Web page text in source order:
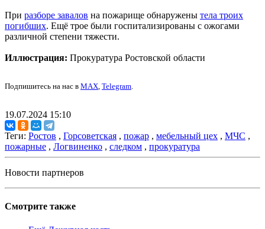
При разборе завалов на пожарище обнаружены тела троих
погибших. Ещё трое были госпитализированы с ожогами
различной степени тяжести.
Иллюстрация: Прокуратура Ростовской области
Подпишитесь на нас в MAX, Telegram.
19.07.2024 15:10
Теги: Ростов , Горсоветская , пожар , мебельный цех , МЧС ,
пожарные , Логвиненко , следком , прокуратура
Новости партнеров
Смотрите также